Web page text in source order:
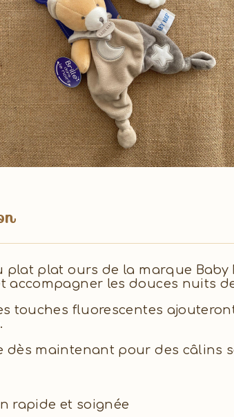
plat plat ours de la marque
accompagner les douces nuits
touches fluorescentes
dès maintenant pour des câlins
rapide et soignée